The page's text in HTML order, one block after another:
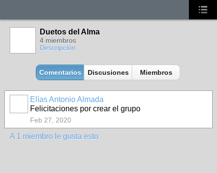
Duetos del Alma
4 miembros
Descripción
Comentarios Discusiones Miembros
ADMINISTRADORElìas Antonio Almada
Felicitaciones por crear el grupo
Feb 27, 2020
A 1 miembro le gusta esto